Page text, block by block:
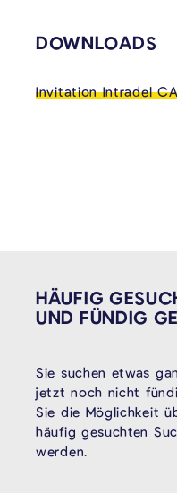
VERKNÜPFTE
DOWNLOADS
Invitation Intradel
HÄUFIG
UND FÜNDIG
Sie suchen etwas
jetzt noch nicht
Sie die Möglichkeit
häufig gesuchten
werden.